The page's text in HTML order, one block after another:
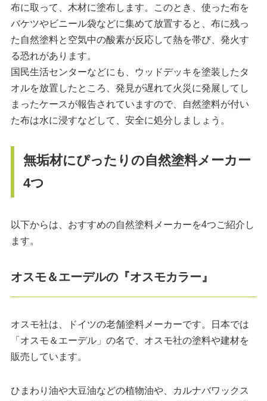
布に取って、木材に塗布します。このとき、使った布を
バケツやビニール袋などに集めて放置すると、布に残っ
た自然塗料と空気中の酸素が反応して熱を帯び、発火す
る恐れがあります。
国民生活センターなどにも、ウッドデッキを塗装したタ
オルを放置したところ、発見が遅れて火災に発展してし
まったケースが報告されていますので、自然塗料が付い
た布は水に浸すなどして、安全に処分しましょう。
無垢材にぴったりの自然塗料メーカー
4つ
以下からは、おすすめの自然塗料メーカーを4つご紹介し
ます。
オスモ＆エーデルの『オスモカラー』
オスモ社は、ドイツの老舗塗料メーカーです。日本では
「オスモ＆エーデル」の名で、オスモ社の塗料や建材を
販売しています。
ひまわり油や大豆油などの植物油や、カルナバワックス